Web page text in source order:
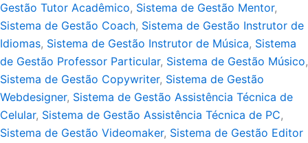
Gestão Tutor Acadêmico, Sistema de Gestão Mentor,
Sistema de Gestão Coach, Sistema de Gestão Instrutor de
Idiomas, Sistema de Gestão Instrutor de Música, Sistema
de Gestão Professor Particular, Sistema de Gestão Músico,
Sistema de Gestão Copywriter, Sistema de Gestão
Webdesigner, Sistema de Gestão Assistência Técnica de
Celular, Sistema de Gestão Assistência Técnica de PC,
Sistema de Gestão Videomaker, Sistema de Gestão Editor